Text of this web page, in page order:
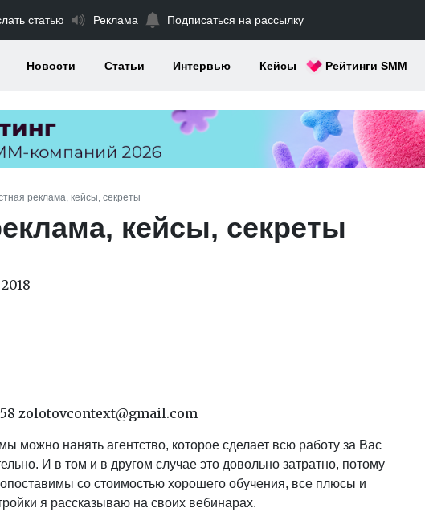
статью Реклама Подписаться на рассылку
Новости Статьи Интервью Кейсы Рейтинги SMM
реклама, кейсы, секреты
кейсы, секреты
58 zolotovcontext@gmail.com
можно нанять агентство, которое сделает всю работу за Вас
И в том и в другом случае это довольно затратно, потому
со стоимостью хорошего обучения, все плюсы и
я рассказываю на своих вебинарах.